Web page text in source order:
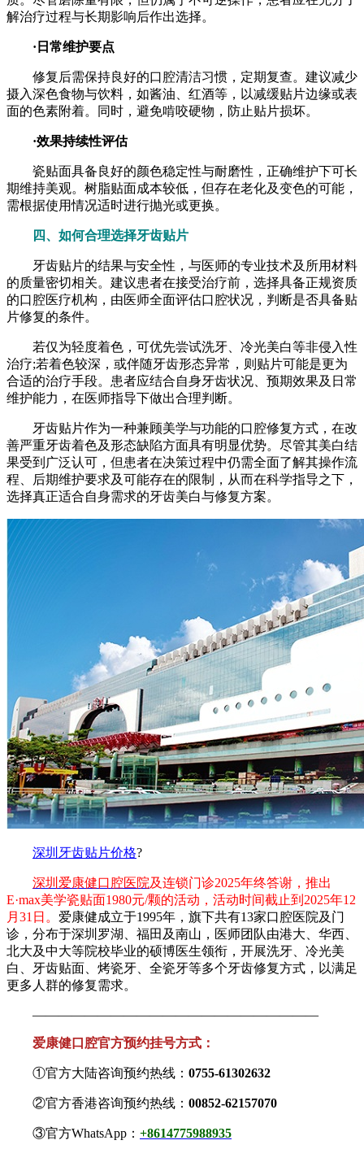
解治疗过程与长期影响后作出选择。
·日常维护要点
修复后需保持良好的口腔清洁习惯，定期复查。建议减少
摄入深色食物与饮料，如酱油、红酒等，以减缓贴片边缘或表
面的色素附着。同时，避免啃咬硬物，防止贴片损坏。
·效果持续性评估
瓷贴面具备良好的颜色稳定性与耐磨性，正确维护下可长
期维持美观。树脂贴面成本较低，但存在老化及变色的可能，
需根据使用情况适时进行抛光或更换。
四、如何合理选择牙齿贴片
牙齿贴片的结果与安全性，与医师的专业技术及所用材料
的质量密切相关。建议患者在接受治疗前，选择具备正规资质
的口腔医疗机构，由医师全面评估口腔状况，判断是否具备贴
片修复的条件。
若仅为轻度着色，可优先尝试洗牙、冷光美白等非侵入性
治疗;若着色较深，或伴随牙齿形态异常，则贴片可能是更为
合适的治疗手段。患者应结合自身牙齿状况、预期效果及日常
维护能力，在医师指导下做出合理判断。
牙齿贴片作为一种兼顾美学与功能的口腔修复方式，在改
善严重牙齿着色及形态缺陷方面具有明显优势。尽管其美白结
果受到广泛认可，但患者在决策过程中仍需全面了解其操作流
程、后期维护要求及可能存在的限制，从而在科学指导之下，
选择真正适合自身需求的牙齿美白与修复方案。
深圳牙齿贴片价格?
深圳爱康健口腔医院及连锁门诊2025年终答谢，推出
E·max美学瓷贴面1980元/颗的活动，活动时间截止到2025年12
月31日。 爱康健成立于1995年，旗下共有13家口腔医院及门
诊，分布于深圳罗湖、福田及南山，医师团队由港大、华西、
北大及中大等院校毕业的硕博医生领衔，开展洗牙、冷光美
白、牙齿贴面、烤瓷牙、全瓷牙等多个牙齿修复方式，以满足
更多人群的修复需求。
——————————————————————
爱康健口腔官方预约挂号方式：
①官方大陆咨询预约热线： 0755-61302632
②官方香港咨询预约热线： 00852-62157070
③官方WhatsApp： +8614775988935